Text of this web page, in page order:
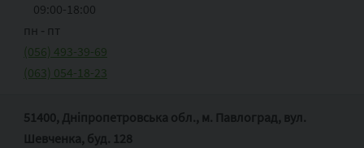
09:00-18:00
пн ‑ пт
(056) 493-39-69
(063) 054-18-23
51400, Дніпропетровська обл., м. Павлоград, вул.
Шевченка, буд. 128